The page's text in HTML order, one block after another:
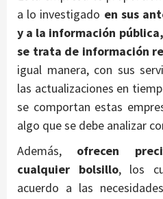
a lo investigado en sus
y a la información
se trata de información
igual manera, con sus
las actualizaciones en
se comportan estas
algo que se debe analizar
Además, ofrecen
cualquier bolsillo, los
acuerdo a las